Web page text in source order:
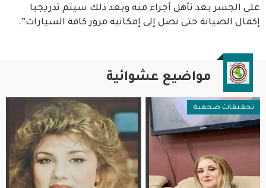
على الجسر بعد تأهل أجزاء منه وبعد ذلك سيتم تدريجيا
إكمال الصيانة حتى نصل إلى إمكانية مرور كافة السيارات”.
مواضيع عشوائية
تحقيقات صحفية